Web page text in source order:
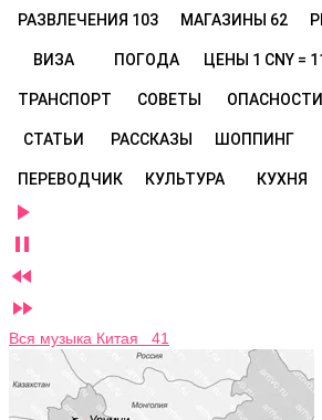
РАЗВЛЕЧЕНИЯ 103 МАГАЗИНЫ 62
ВИЗА ПОГОДА ЦЕНЫ 1 CNY =
ТРАНСПОРТ СОВЕТЫ ОПАСНОСТИ
СТАТЬИ РАССКАЗЫ ШОППИНГ
ПЕРЕВОДЧИК КУЛЬТУРА КУХНЯ




Вся музыка Китая 41